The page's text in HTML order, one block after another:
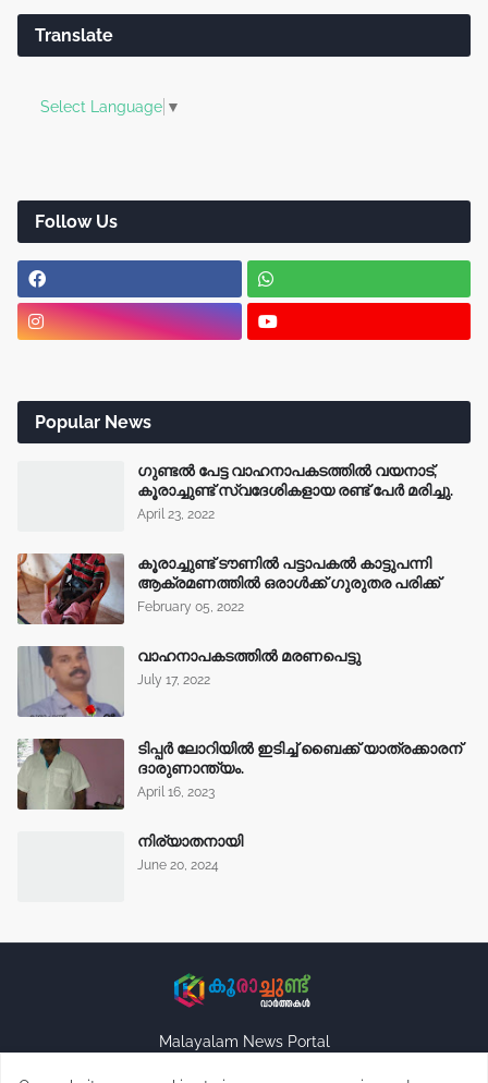
Translate
Select Language ▼
Follow Us
Popular News
ഗുണ്ടൽ പേട്ട വാഹനാപകടത്തിൽ വയനാട്,
കൂരാച്ചുണ്ട് സ്വദേശികളായ രണ്ട് പേർ മരിച്ചു.
April 23, 2022
കൂരാച്ചുണ്ട് ടൗണിൽ പട്ടാപകൽ കാട്ടുപന്നി
ആക്രമണത്തിൽ ഒരാൾക്ക് ഗുരുതര പരിക്ക്
February 05, 2022
വാഹനാപകടത്തിൽ മരണപെട്ടു
July 17, 2022
ടിപ്പർ ലോറിയിൽ ഇടിച്ച് ബൈക്ക് യാത്രക്കാരന്
ദാരുണാന്ത്യം.
April 16, 2023
നിര്യാതനായി
June 20, 2024
Malayalam News Portal